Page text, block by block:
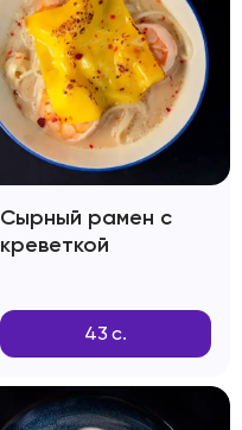
Сырный рамен с
креветкой
43 с.